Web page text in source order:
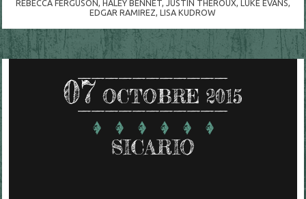
REBECCA FERGUSON, HALEY BENNET, JUSTIN THEROUX, LUKE EVANS,
EDGAR RAMIREZ,LISA KUDROW
07 OCTOBRE 2015
SICARIO